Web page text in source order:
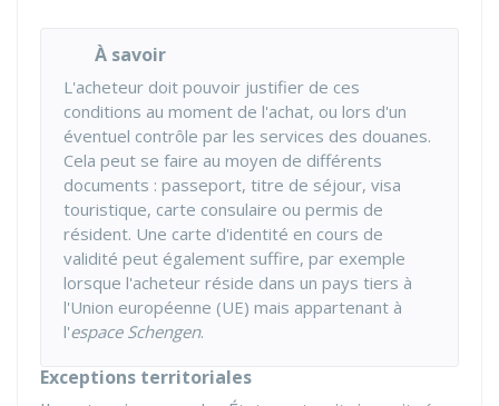
À savoir
L'acheteur doit pouvoir justifier de ces
conditions au moment de l'achat, ou lors d'un
éventuel contrôle par les services des douanes.
Cela peut se faire au moyen de différents
documents : passeport, titre de séjour, visa
touristique, carte consulaire ou permis de
résident. Une carte d'identité en cours de
validité peut également suffire, par exemple
lorsque l'acheteur réside dans un pays tiers à
l'Union européenne (UE) mais appartenant à
l'espace Schengen.
Exceptions territoriales